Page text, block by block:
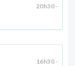
20h30 -
16h30 -